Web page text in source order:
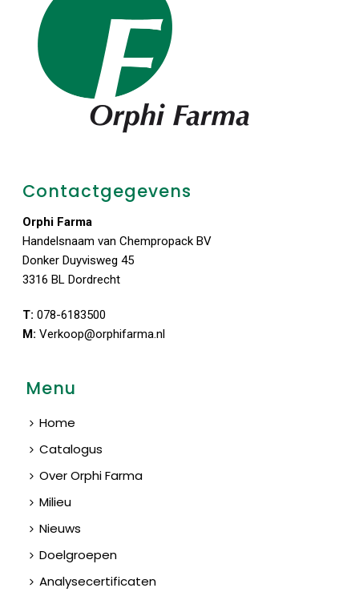
Contactgegevens
Orphi Farma
Handelsnaam van Chempropack BV
Donker Duyvisweg 45
3316 BL Dordrecht
T: 078-6183500
M: Verkoop@orphifarma.nl
Menu
Home
Catalogus
Over Orphi Farma
Milieu
Nieuws
Doelgroepen
Analysecertificaten